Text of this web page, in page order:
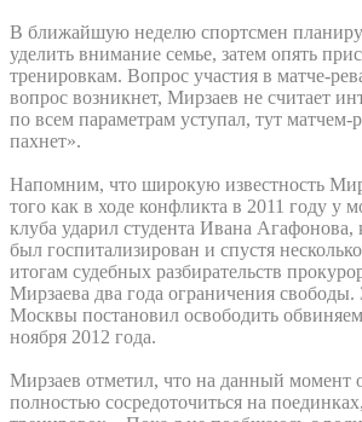
В ближайшую неделю спортсмен
уделить внимание семье, затем опять
тренировкам. Вопрос участия в матче-
вопрос возникнет, Мирзаев не считает
по всем параметрам уступал, тут
пахнет».
Напомним, что широкую известность
того как в ходе конфликта в 2011 году у
клуба ударил студента Ивана Агафонова,
был госпитализирован и спустя
итогам судебных разбирательств
Мирзаева два года ограничения свободы.
Москвы постановил освободить
ноября 2012 года.
Мирзаев отметил, что на данный момент
полностью сосредоточиться на